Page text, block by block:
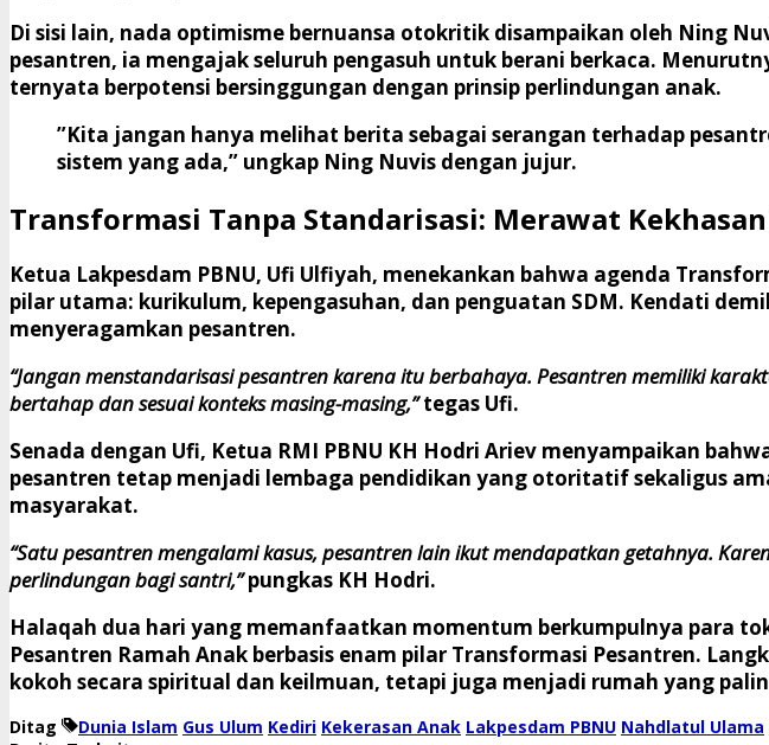
​Di sisi lain, nada optimisme bernuansa otokritik disampaikan oleh Ning
pesantren, ia mengajak seluruh pengasuh untuk berani berkaca.
ternyata berpotensi bersinggungan dengan prinsip perlindungan anak.
​”Kita jangan hanya melihat berita sebagai serangan terhadap
sistem yang ada,” ungkap Ning Nuvis dengan jujur.
​Transformasi Tanpa Standarisasi: Merawat
​Ketua Lakpesdam PBNU, Ufi Ulfiyah, menekankan bahwa agenda
pilar utama: kurikulum, kepengasuhan, dan penguatan SDM. Kendati
menyeragamkan pesantren.
“Jangan menstandarisasi pesantren karena itu berbahaya. Pesantren memiliki
bertahap dan sesuai konteks masing-masing,”tegas Ufi.
​Senada dengan Ufi, Ketua RMI PBNU KH Hodri Ariev menyampaikan
pesantren tetap menjadi lembaga pendidikan yang otoritatif sekaligus
masyarakat.
“Satu pesantren mengalami kasus, pesantren lain ikut mendapatkan getahnya.
perlindungan bagi santri,”pungkas KH Hodri.
​Halaqah dua hari yang memanfaatkan momentum berkumpulnya para
Pesantren Ramah Anak berbasis enam pilar Transformasi Pesantren.
kokoh secara spiritual dan keilmuan, tetapi juga menjadi rumah yang
Ditag Dunia Islam Gus Ulum Kediri Kekerasan Anak Lakpesdam PBNU Nahdlatul Ulama